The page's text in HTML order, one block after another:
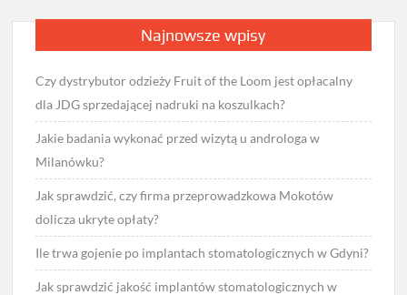
Najnowsze wpisy
Czy dystrybutor odzieży Fruit of the Loom jest opłacalny
dla JDG sprzedającej nadruki na koszulkach?
Jakie badania wykonać przed wizytą u androloga w
Milanówku?
Jak sprawdzić, czy firma przeprowadzkowa Mokotów
dolicza ukryte opłaty?
Ile trwa gojenie po implantach stomatologicznych w Gdyni?
Jak sprawdzić jakość implantów stomatologicznych w